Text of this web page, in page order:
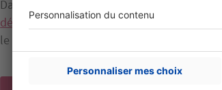
Dans le cas d’un
défaut de construction ou de mise en
le logement inhabitable par exemple.